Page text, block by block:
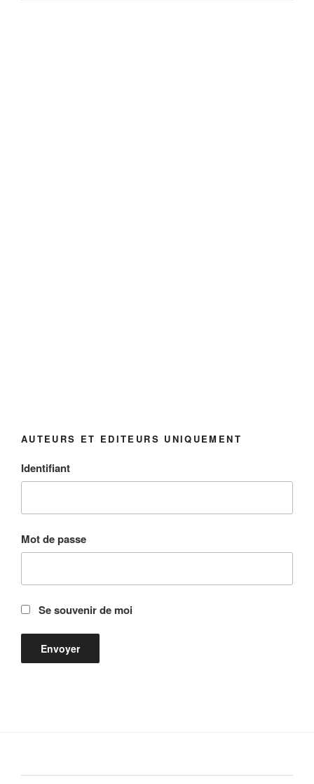
AUTEURS ET EDITEURS UNIQUEMENT
Identifiant
Mot de passe
Se souvenir de moi